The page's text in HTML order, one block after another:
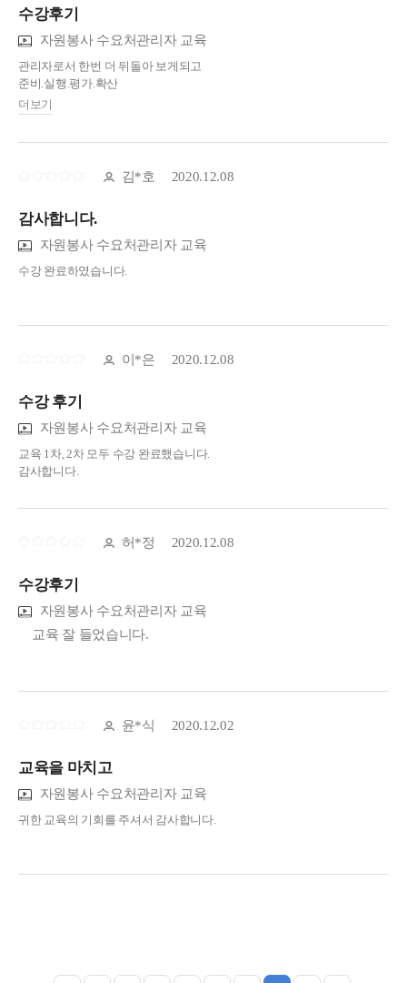
수강후기
자원봉사 수요처관리자 교육
관리자로서 한번 더 뒤돌아 보게되고
준비.실행.평가.확산
잊지않게 습니다.
감사합니다~^^
더보기
김*호 2020.12.08
감사합니다.
자원봉사 수요처관리자 교육
수강 완료하였습니다.
이*은 2020.12.08
수강 후기
자원봉사 수요처관리자 교육
교육 1차, 2차 모두 수강 완료했습니다.
감사합니다.
허*정 2020.12.08
수강후기
자원봉사 수요처관리자 교육
교육 잘 들었습니다.
윤*식 2020.12.02
교육을 마치고
자원봉사 수요처관리자 교육
귀한 교육의 기회를 주셔서 감사합니다.